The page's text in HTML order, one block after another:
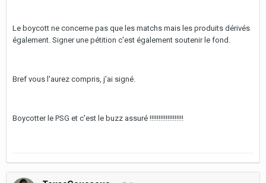
Le boycott ne concerne pas que les matchs mais les produits dérivés
également. Signer une pétition c'est également soutenir le fond.
Bref vous l'aurez compris, j'ai signé.
Boycotter le PSG et c'est le buzz assuré !!!!!!!!!!!!!!!!!!!